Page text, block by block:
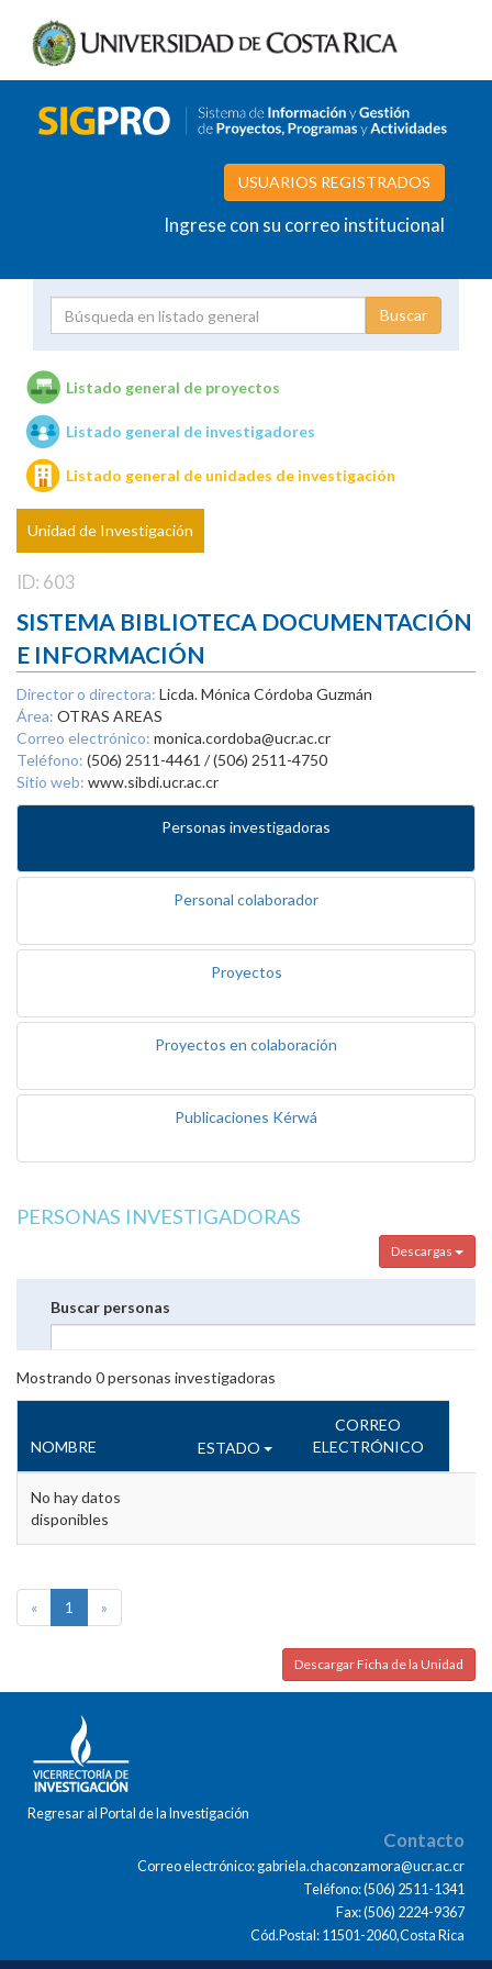
USUARIOS REGISTRADOS
Ingrese con su correo institucional
Unidades de investigación
Listado general de proyectos
Listado general de investigadores
Listado general de unidades de investigación
Unidad de Investigación
ID: 603
SISTEMA BIBLIOTECA DOCUMENTACIÓN
E INFORMACIÓN
Director o directora: Licda. Mónica Córdoba Guzmán
Área: OTRAS AREAS
Correo electrónico: monica.cordoba@ucr.ac.cr
Teléfono: (506) 2511-4461 / (506) 2511-4750
Sitio web: www.sibdi.ucr.ac.cr
Personas investigadoras
Personal colaborador
Proyectos
Proyectos en colaboración
Publicaciones Kérwá
PERSONAS INVESTIGADORAS
Descargas
Buscar personas
Mostrando 0personas investigadoras
NOMBRE ESTADO
CORREO
ELECTRÓNICO
No hay datos
disponibles
« 1 »
Descargar Ficha de la Unidad
Regresar al Portal de la Investigación
Contacto
Correo electrónico: gabriela.chaconzamora@ucr.ac.cr
Teléfono: (506) 2511-1341
Fax: (506) 2224-9367
Cód.Postal: 11501-2060,Costa Rica